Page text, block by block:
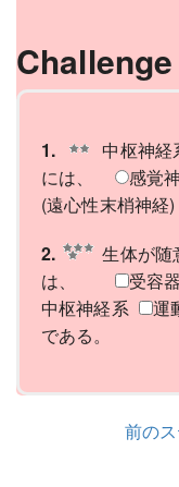
1.
中枢神経
には、
感覚
(遠心性末梢神経)
2.
生体が随
は、
受容器
中枢神経系
運
である。
前の